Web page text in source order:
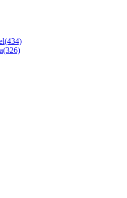
(434)
(326)